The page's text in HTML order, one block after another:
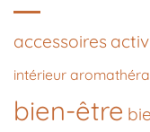
accessoires
intérieur
bien-être